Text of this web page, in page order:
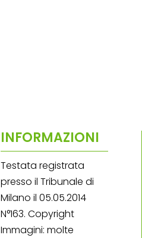
INFORMAZIONI
Testata registrata
presso il Tribunale di
Milano il 05.05.2014
N°163. Copyright
Immagini: molte